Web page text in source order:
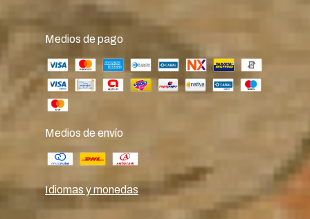
Medios de pago
Medios de envío
Idiomas y monedas